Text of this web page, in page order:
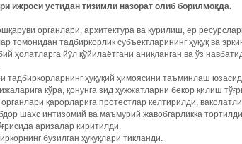
ижроси устидан тизимли назорат олиб борилмоқда.
органлари, архитектура ва қурилиш, ер
томонидан тадбиркорлик субъектларининг ҳуқуқ ва
ҳолатларга йўл қўйилаётгани аниқланган ва ўз
тадбиркорларнинг ҳуқуқий ҳимоясини таъминлаш
кўра, қонунга зид ҳужжатларни бекор қилиш
қарорларига протестлар келтирилди,
шахс интизомий ва маъмурий жавобгарликка
аризалар киритилди.
бузилган ҳуқуқлари тикланди.